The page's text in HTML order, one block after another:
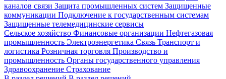
каналов связи Защита промышленных систем Защищенные
коммуникации Подключение к государственным системам
Защищенные телемедицинские сервисы
Сельское хозяйство Финансовые организации Нефтегазовая
промышленность Электроэнергетика Связь Транспорт и
логистика Розничная торговля Производство и
промышленность Органы государственного управления
Здравоохранение Страхование